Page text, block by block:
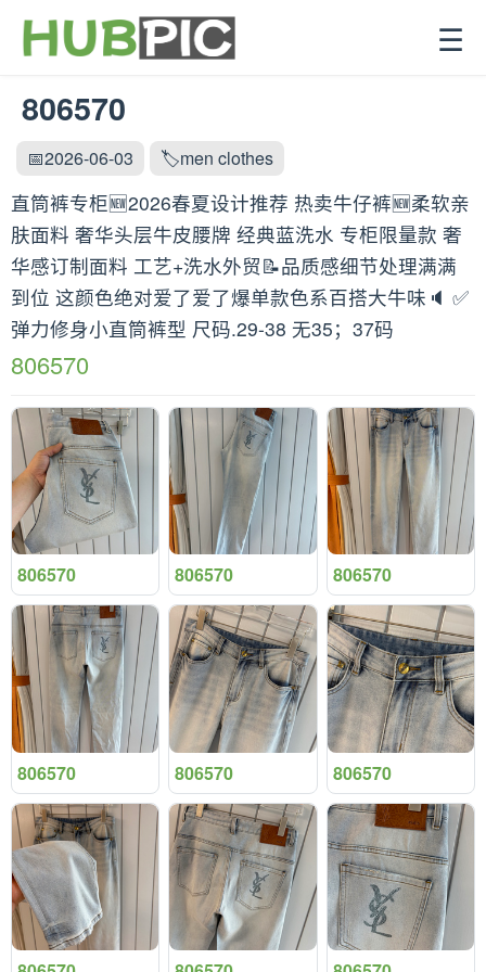
☰
806570
📅2026-06-03 🏷️men clothes
直筒裤专柜🆕2026春夏设计推荐 热卖牛仔裤🆕柔软亲
肤面料 奢华头层牛皮腰牌 经典蓝洗水 专柜限量款 奢
华感订制面料 工艺+洗水外贸📝品质感细节处理满满
到位 这颜色绝对爱了爱了爆单款色系百搭大牛味🔈 ✅
弹力修身小直筒裤型 尺码.29-38 无35；37码
806570
806570 806570 806570
806570 806570 806570